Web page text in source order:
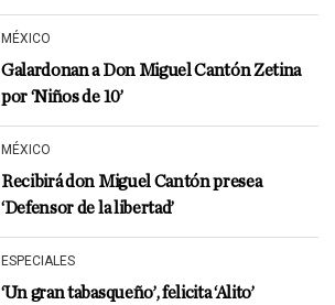
MÉXICO
Galardonan a Don Miguel Cantón Zetina
por ‘Niños de 10’
MÉXICO
Recibirá don Miguel Cantón presea
‘Defensor de la libertad’
ESPECIALES
‘Un gran tabasqueño’, felicita ‘Alito’